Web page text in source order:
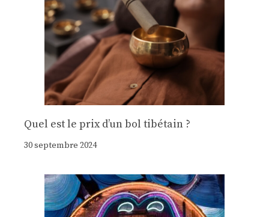
Quel est le prix d’un bol tibétain ?
30 septembre 2024